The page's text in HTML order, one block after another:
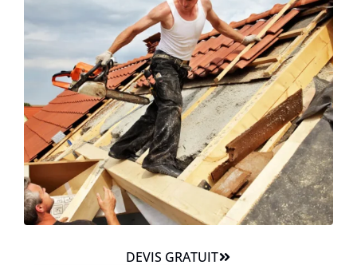
DEVIS GRATUIT